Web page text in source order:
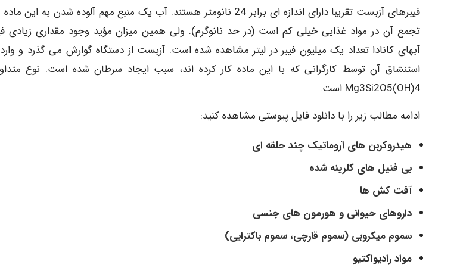
فیبرهای آزبست تقریبا دارای اندازه ای برابر 24 نانومتر هستند. آب یک منبع مهم آلوده
تجمع آن در مواد غذایی خیلی کم است (در حد نانوگرم). ولی همین میزان مؤید وجود مقداری زیادی
آبهای کانادا تعداد یک میلیون فیبر در لیتر مشاهده شده است. آزبست از دستگاه گوارش می گذرد و
استنشاق آن توسط کارگرانی که با این ماده کار کرده اند، سبب ایجاد سرطان شده است. نوع
Mg3Si2O5(OH)4 است.
ادامه مطالب زیر را با دانلود فایل پیوستی مشاهده کنید:
هیدروکربن های آروماتیک چند حلقه ای
بی فنیل های کلرینه شده
آفت کش ها
داروهای حیوانی و هورمون های جنسی
سموم میکروبی (سموم قارچی، سموم باکترایی)
مواد رادیواکتیو